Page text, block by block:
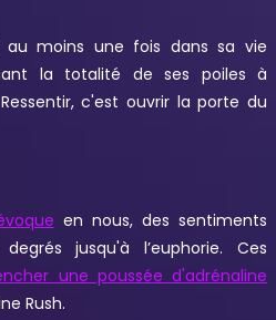
au moins une fois dans sa vie
la totalité de ses poiles à
c'est ouvrir la porte du
en nous, des sentiments
jusqu'à l’euphorie. Ces
une poussée d'adrénaline
Rush.